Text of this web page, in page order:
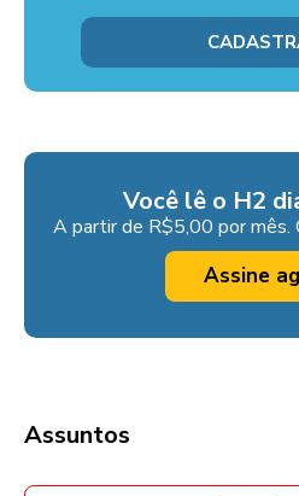
Você lê o H2
A partir de R$5,00 por mês.
Assine
Assuntos